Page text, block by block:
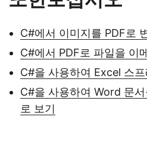
C#에서 이미지를 PDF로
C#에서 PDF로 파일을 이
C#을 사용하여 Excel 스
C#을 사용하여 Word 문
로 보기